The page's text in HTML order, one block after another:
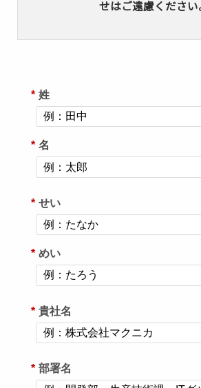
せはご遠慮ください
* 姓
* 名
* せい
* めい
* 貴社名
* 部署名